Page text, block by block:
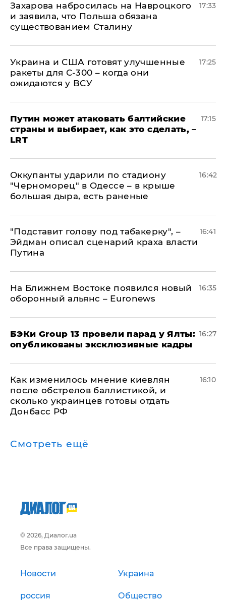
​Захарова набросилась на Навроцкого
и заявила, что Польша обязана
существованием Сталину
17:33
Украина и США готовят улучшенные
ракеты для С-300 – когда они
ожидаются у ВСУ
17:25
Путин может атаковать балтийские
страны и выбирает, как это сделать, –
LRT
17:15
Оккупанты ударили по стадиону
"Черноморец" в Одессе – в крыше
большая дыра, есть раненые
16:42
​"Подставит голову под табакерку", –
Эйдман описал сценарий краха власти
Путина
16:41
На Ближнем Востоке появился новый
оборонный альянс – Euronews
16:35
​БЭКи Group 13 провели парад у Ялты:
опубликованы эксклюзивные кадры
16:27
Как изменилось мнение киевлян
после обстрелов баллистикой, и
сколько украинцев готовы отдать
Донбасс РФ
16:10
Смотреть ещё
© 2026, Диалог.ua
Все права защищены.
Новости Украина
россия Общество